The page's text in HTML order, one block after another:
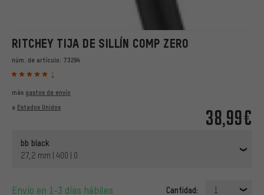
RITCHEY TIJA DE SILLÍN COMP ZERO
núm. de artículo: 73294
1
38,99€
más gastos de envío
a Estados Unidos
bb black
27,2 mm | 400 | 0
Envío en 1-3 días hábiles Cantidad: 1